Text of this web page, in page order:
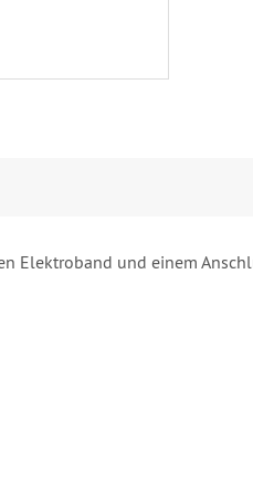
Elektroband und einem